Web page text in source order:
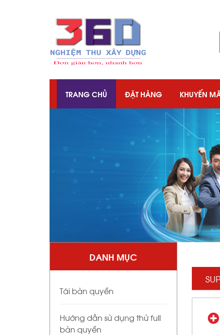
TRANG CHỦ ĐẶT HÀNG KHUYẾN
DANH MỤC
Tái bản quyền
Hướng dẫn sử dụng thử full
bản quyền